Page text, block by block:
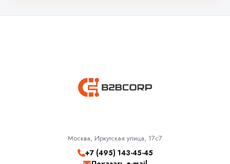
Москва, Иркутская улица, 17с7
+7 (495) 143-45-45